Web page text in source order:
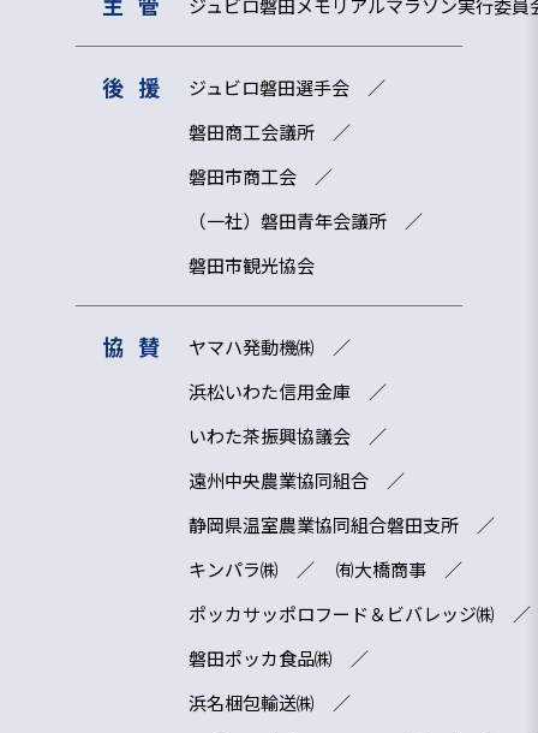
ジュビロ磐田メモリアルマラソン実行委員
後援
ジュビロ磐田選手会
磐田商工会議所
磐田市商工会
（一社）磐田青年会議所
磐田市観光協会
協賛
ヤマハ発動機㈱
浜松いわた信用金庫
いわた茶振興協議会
遠州中央農業協同組合
静岡県温室農業協同組合磐田支所
キンパラ㈱
㈲大橋商事
ポッカサッポロフード＆ビバレッジ㈱
磐田ポッカ食品㈱
浜名梱包輸送㈱